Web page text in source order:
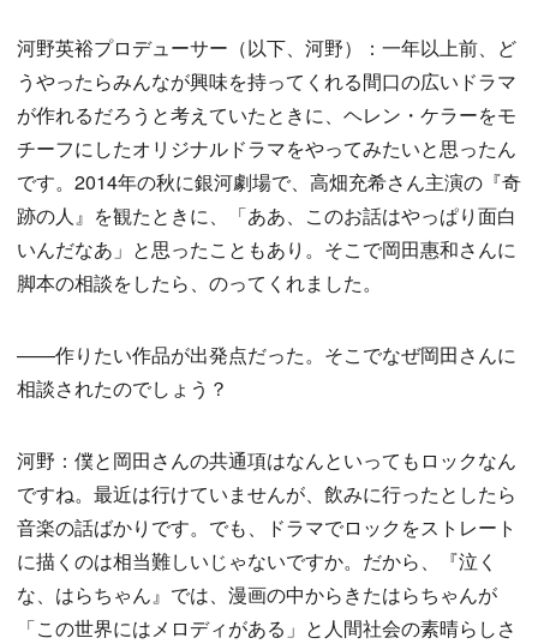
河野英裕プロデューサー（以下、河野）：一年以上前、ど
うやったらみんなが興味を持ってくれる間口の広いドラマ
が作れるだろうと考えていたときに、ヘレン・ケラーをモ
チーフにしたオリジナルドラマをやってみたいと思ったん
です。2014年の秋に銀河劇場で、高畑充希さん主演の『奇
跡の人』を観たときに、「ああ、このお話はやっぱり面白
いんだなあ」と思ったこともあり。そこで岡田惠和さんに
脚本の相談をしたら、のってくれました。
——作りたい作品が出発点だった。そこでなぜ岡田さんに
相談されたのでしょう？
河野：僕と岡田さんの共通項はなんといってもロックなん
ですね。最近は行けていませんが、飲みに行ったとしたら
音楽の話ばかりです。でも、ドラマでロックをストレート
に描くのは相当難しいじゃないですか。だから、『泣く
な、はらちゃん』では、漫画の中からきたはらちゃんが
「この世界にはメロディがある」と人間社会の素晴らしさ